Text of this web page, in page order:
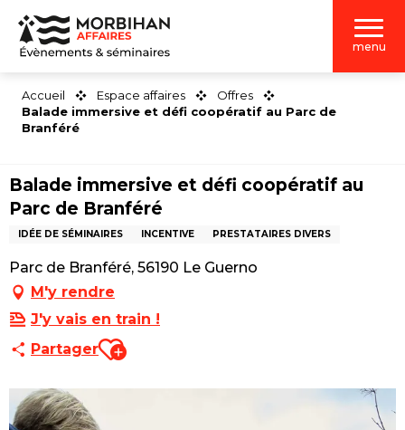
Aller
contenu
menu
Accueil Espace affaires
Offres
Balade immersive et défi coopératif au Parc de
Branféré
Balade immersive et défi coopératif au
Parc de Branféré
IDÉE DE SÉMINAIRES INCENTIVE PRESTATAIRES DIVERS
Parc de Branféré, 56190 Le Guerno
M'y rendre
J'y vais en train !
PartagerAjouter aux favoris